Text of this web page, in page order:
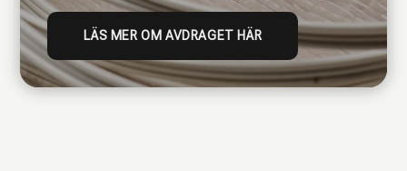
LÄS MER OM AVDRAGET HÄR